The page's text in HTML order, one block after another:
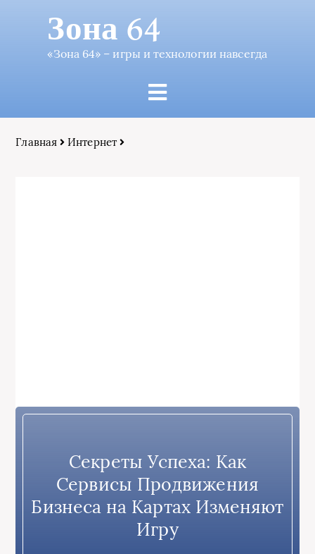
Зона 64
«Зона 64» – игры и технологии навсегда
Главная Интернет
Секреты Успеха: Как
Сервисы Продвижения
Бизнеса на Картах Изменяют
Игру